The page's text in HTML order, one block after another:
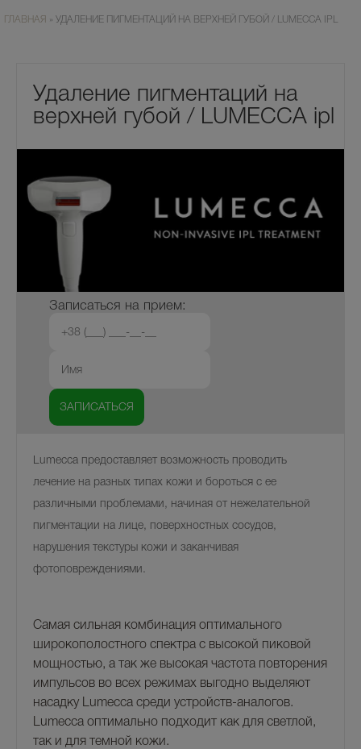
ГЛАВНАЯ » УДАЛЕНИЕ ПИГМЕНТАЦИЙ НА ВЕРХНЕЙ ГУБОЙ / LUMECCA IPL
Удаление пигментаций на
верхней губой / LUMECCA ipl
Записаться на прием:
Lumecca предоставляет возможность проводить
лечение на разных типах кожи и бороться с ее
различными проблемами, начиная от нежелательной
пигментации на лице, поверхностных сосудов,
нарушения текстуры кожи и заканчивая
фотоповреждениями.
Самая сильная комбинация оптимального
широкополостного спектра с высокой пиковой
мощностью, а так же высокая частота повторения
импульсов во всех режимах выгодно выделяют
насадку Lumecca среди устройств-аналогов.
Lumecca оптимально подходит как для светлой,
так и для темной кожи.